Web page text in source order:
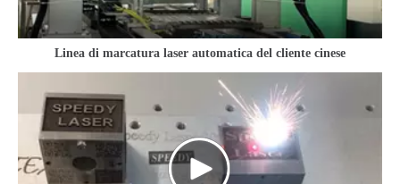
Linea di marcatura laser automatica del cliente cinese